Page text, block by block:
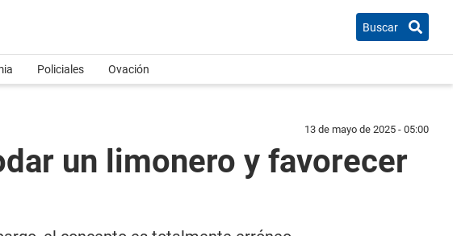
Buscar
Policiales Ovación
13 de mayo de 2025 - 05:00
un limonero y favorecer